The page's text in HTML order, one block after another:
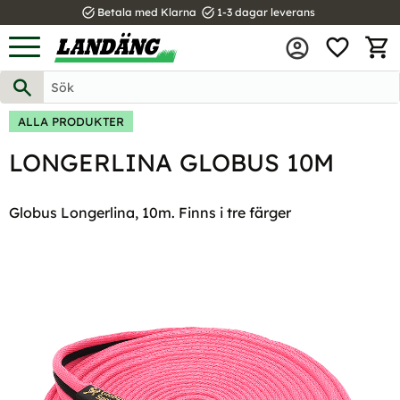
Meny
task_alt Betala med Klarna task_alt 1-3 dagar leverans
ALLA PRODUKTER
LONGERLINA GLOBUS 10M
Globus Longerlina, 10m. Finns i tre färger